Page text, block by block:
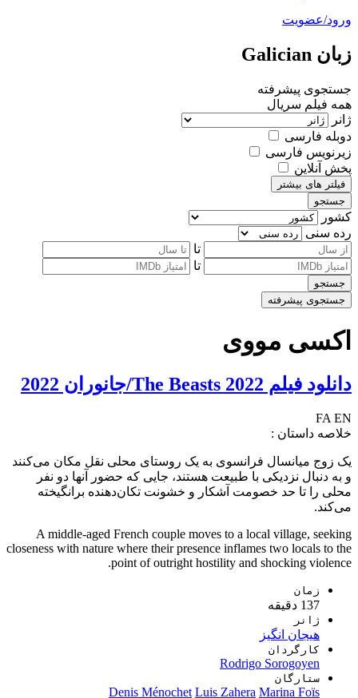
ورود/عضویت
زبان Galician
جستجوی پیشرفته
همه فیلم سریال
ژانر
دوبله فارسی
زیرنویس فارسی
پخش آنلاین
فیلتر های بیشتر
جستجو
کشور
رده سنی
تا
تا
جستجو
جستجوی پیشرفته
اکسی مووی
دانلود فیلم The Beasts 2022/جانوران 2022
FA EN
خلاصه داستان :
یک زوج میانسال فرانسوی به یک روستای محلی نقل مکان می‌کنند
و به دنبال نزدیکی با طبیعت هستند، جایی که حضور آنها دو نفر
محلی را تا حد خصومت آشکار و خشونت تکان‌دهنده برانگیخته
می‌کند.
A middle-aged French couple moves to a local village, seeking
closeness with nature where their presence inflames two locals to the
point of outright hostility and shocking violence.
زمان
137 دقیقه
ژانر
هیجان انگیز
کارگردان
Rodrigo Sorogoyen
ستارگان
Denis Ménochet Luis Zahera Marina Foïs